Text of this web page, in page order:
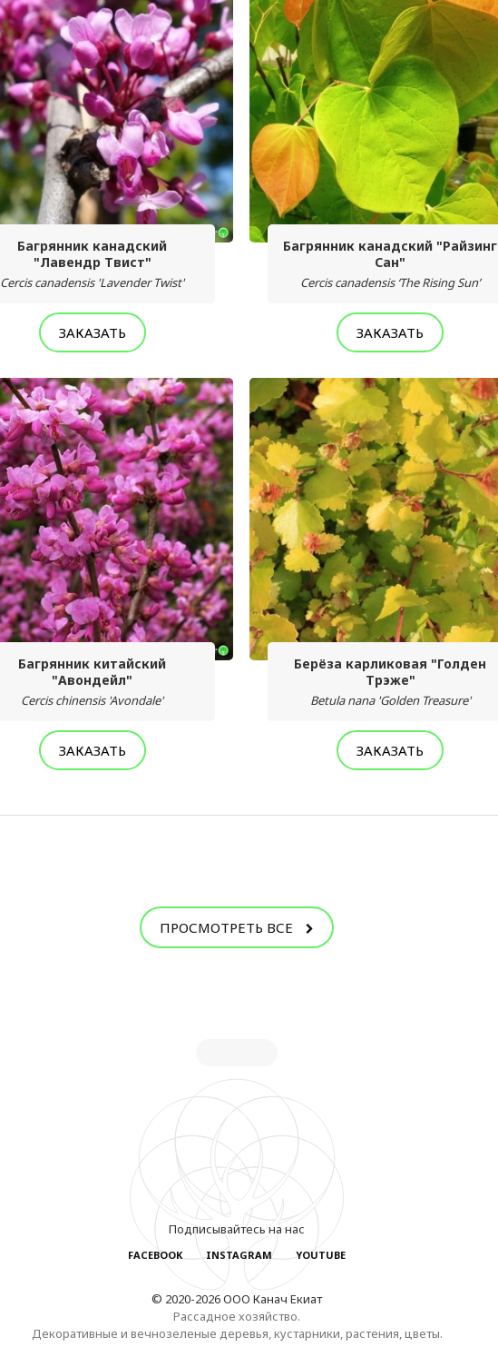
Багрянник канадский
"Лавендр Твист"
Cercis canadensis 'Lavender Twist'
ЗАКАЗАТЬ
Багрянник канадский "Райзинг
Сан"
Cercis canadensis ‘The Rising Sun’
ЗАКАЗАТЬ
Багрянник китайский
"Авондейл"
Cercis chinensis 'Avondale'
ЗАКАЗАТЬ
Берёза карликовая "Голден
Трэже"
Betula nana 'Golden Treasure'
ЗАКАЗАТЬ
ПРОСМОТРЕТЬ ВСЕ
Подписывайтесь на нас
FACEBOOK INSTAGRAM YOUTUBE
© 2020-2026 ООО Канач Екиат
Рассадное хозяйство.
Декоративные и вечнозеленые деревья, кустарники, растения, цветы.